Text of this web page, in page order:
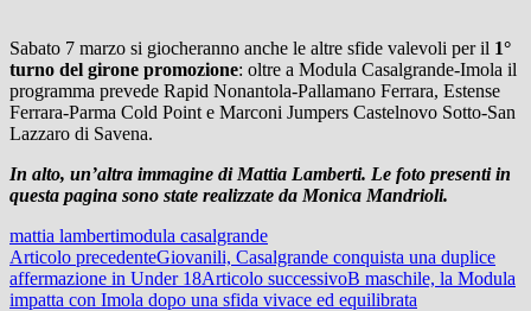
Sabato 7 marzo si giocheranno anche le altre sfide valevoli per il 1°
turno del girone promozione: oltre a Modula Casalgrande-Imola il
programma prevede Rapid Nonantola-Pallamano Ferrara, Estense
Ferrara-Parma Cold Point e Marconi Jumpers Castelnovo Sotto-San
Lazzaro di Savena.
In alto, un’altra immagine di Mattia Lamberti. Le foto presenti in
questa pagina sono state realizzate da Monica Mandrioli.
mattia lambertimodula casalgrande
Navigazione
articolo
Articolo precedenteGiovanili, Casalgrande conquista una duplice
affermazione in Under 18Articolo successivoB maschile, la Modula
impatta con Imola dopo una sfida vivace ed equilibrata